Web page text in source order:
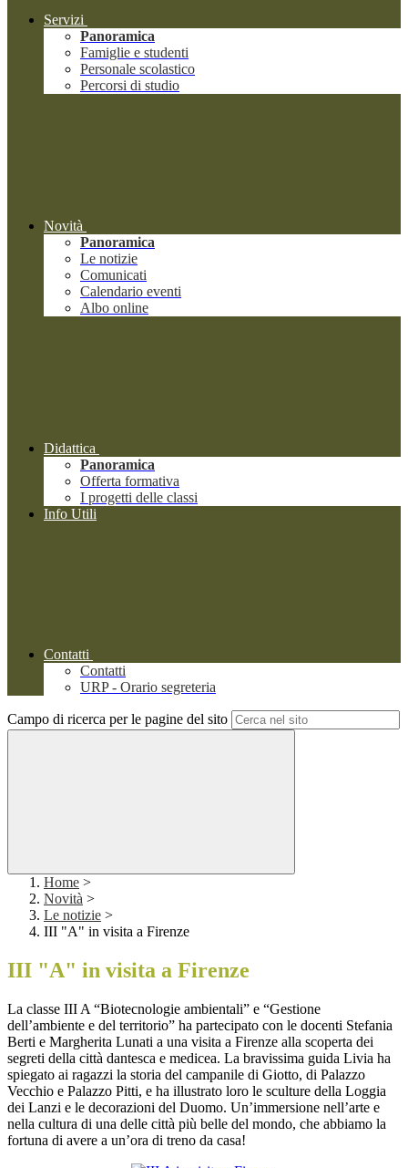
Servizi
Panoramica
Famiglie e studenti
Personale scolastico
Percorsi di studio
Novità
Panoramica
Le notizie
Comunicati
Calendario eventi
Albo online
Didattica
Panoramica
Offerta formativa
I progetti delle classi
Info Utili
Contatti
Contatti
URP - Orario segreteria
Campo di ricerca per le pagine del sito
Home >
Novità >
Le notizie >
III "A" in visita a Firenze
III "A" in visita a Firenze
La classe III A “Biotecnologie ambientali” e “Gestione
dell’ambiente e del territorio” ha partecipato con le docenti Stefania
Berti e Margherita Lunati a una visita a Firenze alla scoperta dei
segreti della città dantesca e medicea. La bravissima guida Livia ha
spiegato ai ragazzi la storia del campanile di Giotto, di Palazzo
Vecchio e Palazzo Pitti, e ha illustrato loro le sculture della Loggia
dei Lanzi e le decorazioni del Duomo. Un’immersione nell’arte e
nella cultura di una delle città più belle del mondo, che abbiamo la
fortuna di avere a un’ora di treno da casa!